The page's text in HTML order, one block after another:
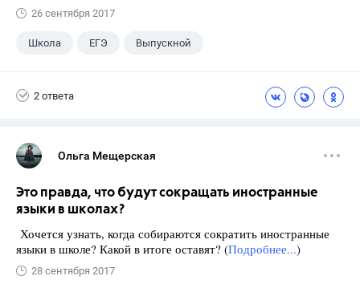
26 сентября 2017
Школа ЕГЭ Выпускной
2 ответа
Ольга Мещерская
Это правда, что будут сокращать иностранные
языки в школах?
Хочется узнать, когда собираются сократить иностранные
языки в школе? Какой в итоге оставят? (Подробнее...)
28 сентября 2017